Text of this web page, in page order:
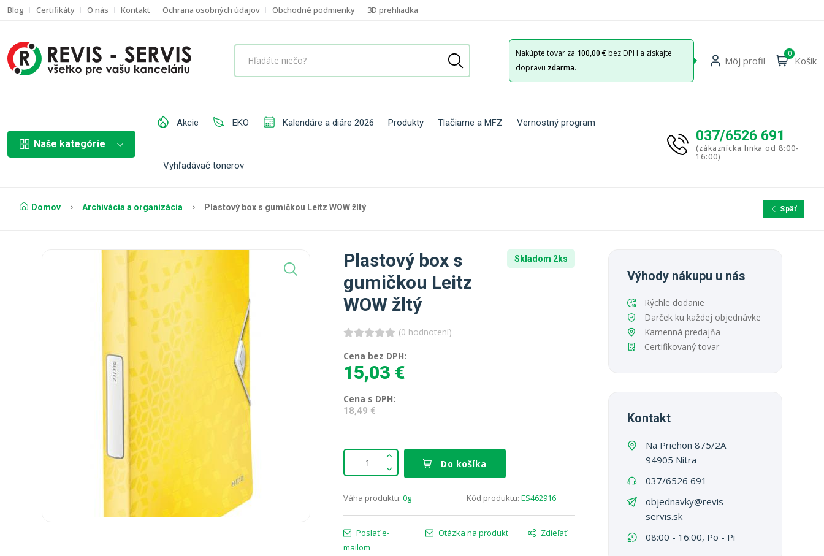
Blog Certifikáty O nás Kontakt Ochrana osobných údajov Obchodné podmienky 3D prehliadka
Nakúpte tovar za 100,00 €bez DPH a získajte
dopravu zdarma.
Môj profil
0
Košík
Naše kategórie
Akcie EKO Kalendáre a diáre 2026 Produkty Tlačiarne a MFZ Vernostný program
Vyhľadávač tonerov
037/6526 691
(zákaznícka linka od 8:00-
16:00)
Domov Archivácia a organizácia Plastový box s gumičkou Leitz WOW žltý Späť
Skladom 2ks
Plastový box s
gumičkou Leitz
WOW žltý
(0 hodnotení)
Cena bez DPH:
15,03 €
Cena s DPH:
18,49 €
Do košíka
Váha produktu: 0g Kód produktu: ES462916
Poslať e-
mailom
Otázka na produkt Zdieľať
Výhody nákupu u nás
Rýchle dodanie
Darček ku každej objednávke
Kamenná predajňa
Certifikovaný tovar
Kontakt
Na Priehon 875/2A
94905 Nitra
037/6526 691
objednavky@revis-
servis.sk
08:00 - 16:00, Po - Pi